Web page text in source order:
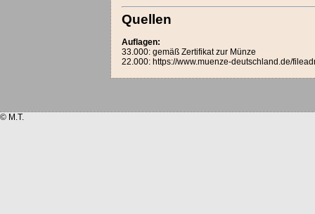
Quellen
Auflagen:
33.000: gemäß Zertifikat zur Münze
22.000: https://www.muenze-deutschland.de/
© M.T.